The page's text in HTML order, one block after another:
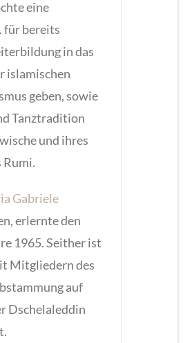
eine
für bereits
in das
islamischen
geben, sowie
Tanztradition
und ihres
Rumi.
Gabriele
erlernte den
1965. Seither ist
Mitgliedern des
auf
Dschelaleddin